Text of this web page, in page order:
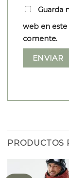
Guarda
web en este
comente.
PRODUCTOS